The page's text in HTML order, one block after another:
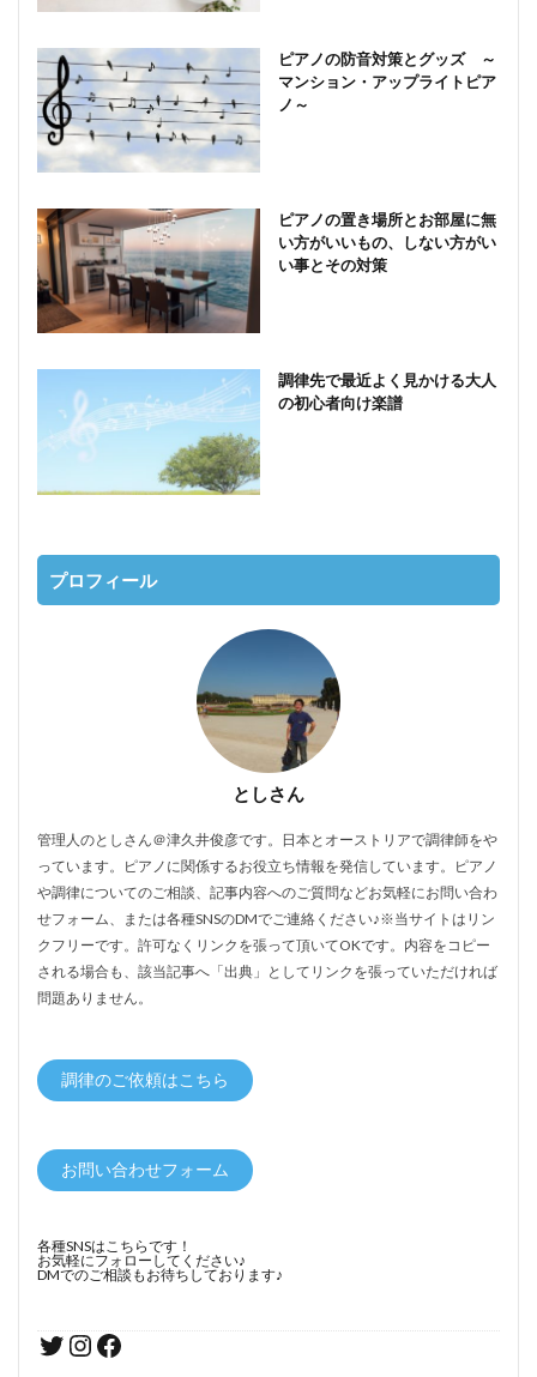
ピアノの防音対策とグッズ ～
マンション・アップライトピア
ノ～
ピアノの置き場所とお部屋に無
い方がいいもの、しない方がい
い事とその対策
調律先で最近よく見かける大人
の初心者向け楽譜
プロフィール
としさん
管理人のとしさん＠津久井俊彦です。日本とオーストリアで調律師をや
っています。ピアノに関係するお役立ち情報を発信しています。ピアノ
や調律についてのご相談、記事内容へのご質問などお気軽にお問い合わ
せフォーム、または各種SNSのDMでご連絡ください♪※当サイトはリン
クフリーです。許可なくリンクを張って頂いてOKです。内容をコピー
される場合も、該当記事へ「出典」としてリンクを張っていただければ
問題ありません。
調律のご依頼はこちら
お問い合わせフォーム
各種SNSはこちらです！
お気軽にフォローしてください♪
DMでのご相談もお待ちしております♪